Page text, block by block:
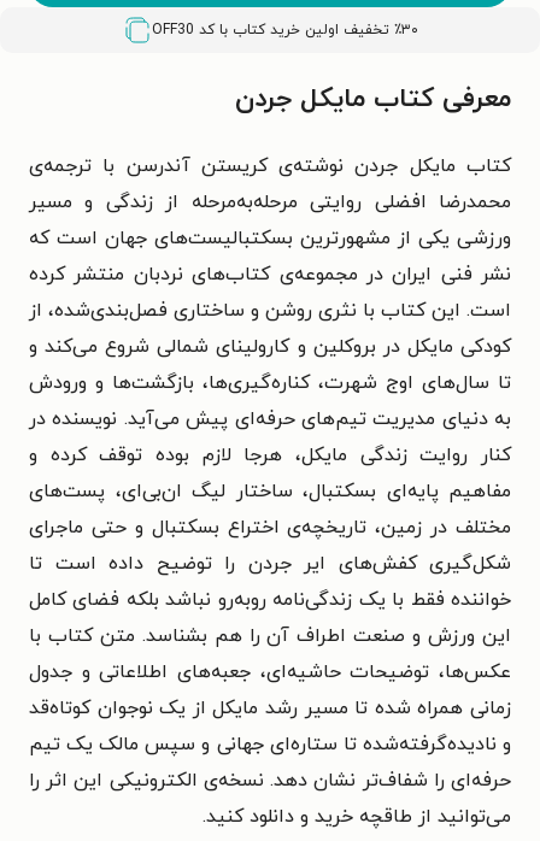
٪۳۰ تخفیف اولین خرید کتاب با کد OFF30
معرفی کتاب مایکل جردن
کتاب مایکل جردن نوشته‌ی کریستن آندرسن با ترجمه‌ی
محمدرضا افضلی روایتی مرحله‌به‌مرحله از زندگی و مسیر
ورزشی یکی از مشهورترین بسکتبالیست‌های جهان است که
نشر فنی ایران در مجموعه‌ی کتاب‌های نردبان منتشر کرده
است. این کتاب با نثری روشن و ساختاری فصل‌بندی‌شده، از
کودکی مایکل در بروکلین و کارولینای شمالی شروع می‌کند و
تا سال‌های اوج شهرت، کناره‌گیری‌ها، بازگشت‌ها و ورودش
به دنیای مدیریت تیم‌های حرفه‌ای پیش می‌آید. نویسنده در
کنار روایت زندگی مایکل، هرجا لازم بوده توقف کرده و
مفاهیم پایه‌ای بسکتبال، ساختار لیگ ان‌بی‌ای، پست‌های
مختلف در زمین، تاریخچه‌ی اختراع بسکتبال و حتی ماجرای
شکل‌گیری کفش‌های ایر جردن را توضیح داده است تا
خواننده فقط با یک زندگی‌نامه روبه‌رو نباشد بلکه فضای کامل
این ورزش و صنعت اطراف آن را هم بشناسد. متن کتاب با
عکس‌ها، توضیحات حاشیه‌ای، جعبه‌های اطلاعاتی و جدول
زمانی همراه شده تا مسیر رشد مایکل از یک نوجوان کوتاه‌قد
و نادیده‌گرفته‌شده تا ستاره‌ای جهانی و سپس مالک یک تیم
حرفه‌ای را شفاف‌تر نشان دهد. نسخه‌ی الکترونیکی این اثر را
می‌توانید از طاقچه خرید و دانلود کنید.